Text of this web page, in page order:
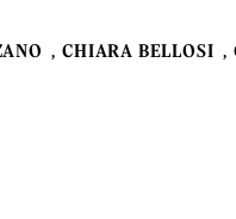
CHIARA BELLOSI